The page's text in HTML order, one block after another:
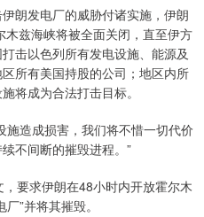
发电厂的威胁付诸实施，伊朗
木兹海峡将被全面关闭，直至伊方
击以色列所有发电设施、能源及
所有美国持股的公司；地区内所
将成为合法打击目标。
造成损害，我们将不惜一切代价
不间断的摧毁进程。”
要求伊朗在48小时内开放霍尔木
”并将其摧毁。